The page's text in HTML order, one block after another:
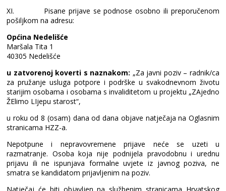
XI.
Pisane prijave se podnose osobno ili preporučenom
pošiljkom na adresu:
Općina Nedelišće
Maršala Tita 1
40305 Nedelišće
u zatvorenoj koverti s naznakom: „Za javni poziv – radnik/ca
za pružanje usluga potpore i podrške u svakodnevnom životu
starijim osobama i osobama s invaliditetom u projektu „ZAjedno
ŽElimo LIjepu starost“,
u roku od 8 (osam) dana od dana objave natječaja na Oglasnim
stranicama HZZ-a.
Nepotpune i nepravovremene prijave neće se uzeti u
razmatranje. Osoba koja nije podnijela pravodobnu i urednu
prijavu ili ne ispunjava formalne uvjete iz javnog poziva, ne
smatra se kandidatom prijavljenim na poziv.